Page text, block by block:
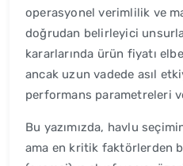
operasyonel verimlilik ve
doğrudan belirleyici
kararlarında ürün fiyatı
ancak uzun vadede asıl
performans parametreleri
Bu yazımızda, havlu
ama en kritik faktörlerden